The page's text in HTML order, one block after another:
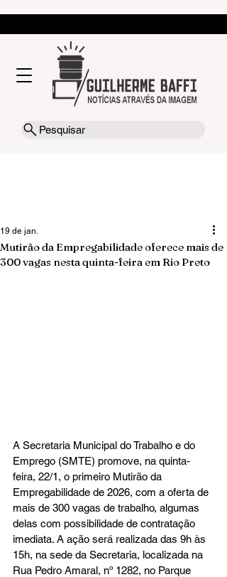
Pesquisar
Mutirão da Empregabilidade oferece mais de
300 vagas nesta quinta-feira em Rio Preto
19 de jan.
A Secretaria Municipal do Trabalho e do
Emprego (SMTE) promove, na quinta-
feira, 22/1, o primeiro Mutirão da
Empregabilidade de 2026, com a oferta de
mais de 300 vagas de trabalho, algumas
delas com possibilidade de contratação
imediata. A ação será realizada das 9h às
15h, na sede da Secretaria, localizada na
Rua Pedro Amaral, nº 1282, no Parque